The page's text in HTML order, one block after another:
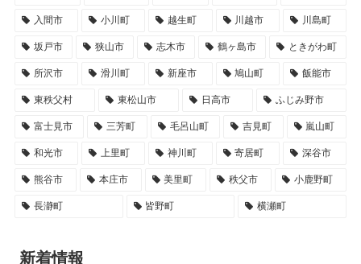
入間市 小川町 越生町 川越市 川島町
坂戸市 狭山市 志木市 鶴ヶ島市 ときがわ町
所沢市 滑川町 新座市 鳩山町 飯能市
東秩父村 東松山市 日高市 ふじみ野市
富士見市 三芳町 毛呂山町 吉見町 嵐山町
和光市 上里町 神川町 寄居町 深谷市
熊谷市 本庄市 美里町 秩父市 小鹿野町
長瀞町 皆野町 横瀬町
新着情報